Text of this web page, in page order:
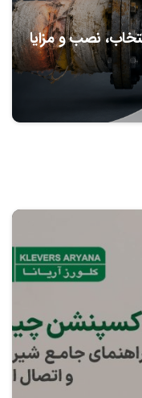
نصب و مزایا